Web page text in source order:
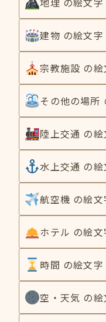
建物 の絵文
宗教施設 の
その他の場所
陸上交通 の
水上交通 の
航空機 の絵
ホテル の絵
時間 の絵文
空・天気 の